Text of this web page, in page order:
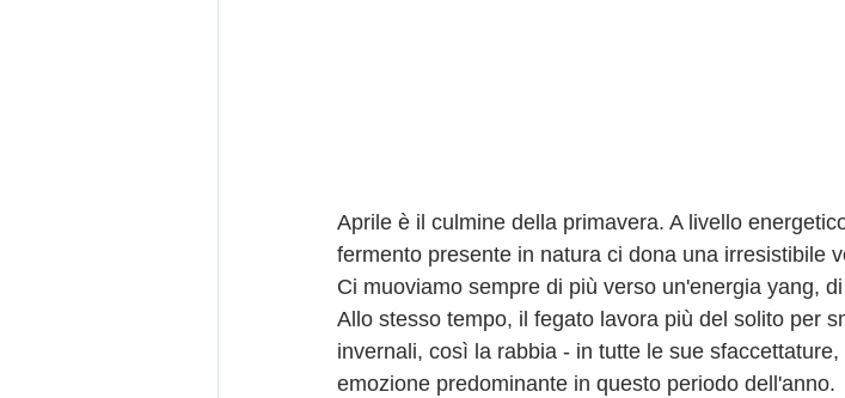
Aprile è il culmine della primavera. A livello
fermento presente in natura ci dona una irresistibile
Ci muoviamo sempre di più verso un'energia yang,
Allo stesso tempo, il fegato lavora più del solito per
invernali, così la rabbia - in tutte le sue
emozione predominante in questo periodo dell'anno.